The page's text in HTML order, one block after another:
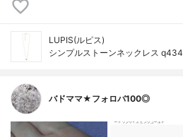
LUPIS(ルピス)
シンプルストーンネックレス q434
バドママ★フォロバ100◎